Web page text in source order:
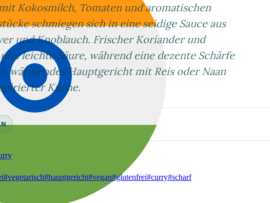
Kokosmilch, Tomaten und aromatischen
schmiegen sich in eine seidige Sauce aus
und Knoblauch. Frischer Koriander und
leichte Säure, während eine dezente Schärfe
wärmendes Hauptgericht mit Reis oder Naan
Küche.
#vegetarisch#hauptgericht#vegan#glutenfrei#curry#scharf